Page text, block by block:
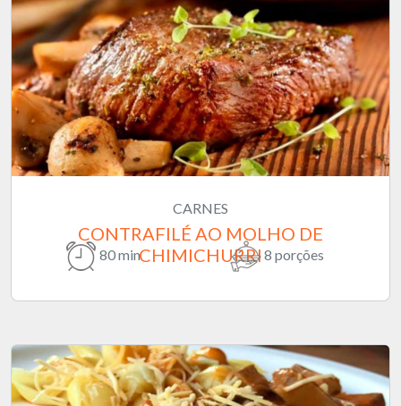
CARNES
CONTRAFILÉ AO MOLHO DE
CHIMICHURRI
80 min 8 porções